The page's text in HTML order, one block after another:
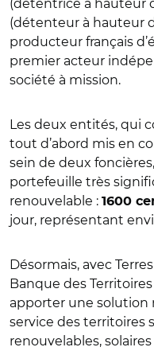
(détentrice à hauteur
(détenteur à hauteur
producteur français
premier acteur
société à mission.
Les deux entités, qui
tout d’abord mis en
sein de deux
portefeuille très
renouvelable : 1600
jour, représentant
Désormais, avec
Banque des
apporter une solution
service des territoires
renouvelables,